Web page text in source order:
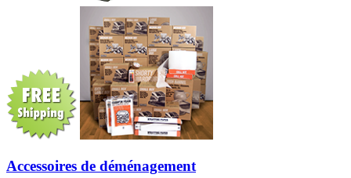
Accessoires de déménagement